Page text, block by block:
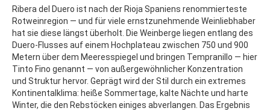
Ribera del Duero ist nach der Rioja Spaniens renommierteste
Rotweinregion — und für viele ernstzunehmende Weinliebhaber
hat sie diese längst überholt. Die Weinberge liegen entlang des
Duero-Flusses auf einem Hochplateau zwischen 750 und 900
Metern über dem Meeresspiegel und bringen Tempranillo — hier
Tinto Fino genannt — von außergewöhnlicher Konzentration
und Struktur hervor. Geprägt wird der Stil durch ein extremes
Kontinentalklima: heiße Sommertage, kalte Nächte und harte
Winter, die den Rebstöcken einiges abverlangen. Das Ergebnis